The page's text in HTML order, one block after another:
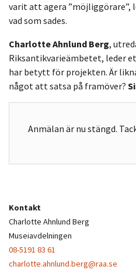
varit att agera ”möjliggörare”,
vad som sades.
Charlotte Ahnlund Berg,
Riksantikvarieämbetet, leder
har betytt för projekten. Är
något att satsa på framöver?
Anmälan är nu stängd.
Kontakt
Charlotte Ahnlund Berg
Museiavdelningen
08-5191 83 61
charlotte.ahnlund.berg@raa.se